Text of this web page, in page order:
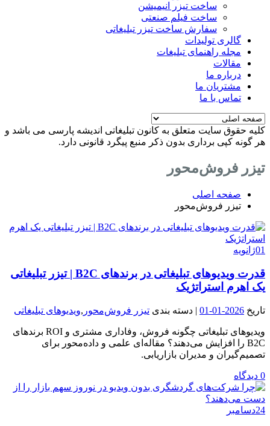
ساخت تیزر انیمیشن
ساخت فیلم صنعتی
سفارش ساخت تیزر تبلیغاتی
گالری تولیدات
مجله راهنمای تبلیغات
مقالات
درباره ما
مشتریان ما
تماس با ما
کلیه حقوق سایت متعلق به کانون تبلیغاتی اندیشه پارسی می باشد و
هر گونه کپی برداری بدون ذکر منبع پیگرد قانونی دارد.
تیزر فروش‌محور
صفحه اصلی
تیزر فروش‌محور
01ژانویه
قدرت ویدیوهای تبلیغاتی در برندهای B2C | تیزر تبلیغاتی
یک اهرم استراتژیک
تاریخ 2026-01-01 | دسته بندی تیزر فروش‌محور ,ویدیوهای تبلیغاتی
ویدیوهای تبلیغاتی چگونه فروش، وفاداری مشتری و ROI برندهای
B2C را افزایش می‌دهند؟ مقاله‌ای علمی و داده‌محور برای
تصمیم‌گیران و مدیران بازاریابی.
0 دیدگاه
24دسامبر